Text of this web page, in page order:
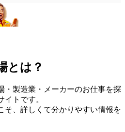
とは？
・製造業・メーカーのお仕事を探
イトです。
そ、詳しくて分かりやすい情報を